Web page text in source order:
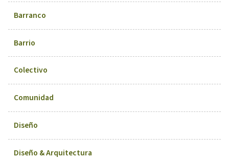
Barranco
Barrio
Colectivo
Comunidad
Diseño
Diseño & Arquitectura